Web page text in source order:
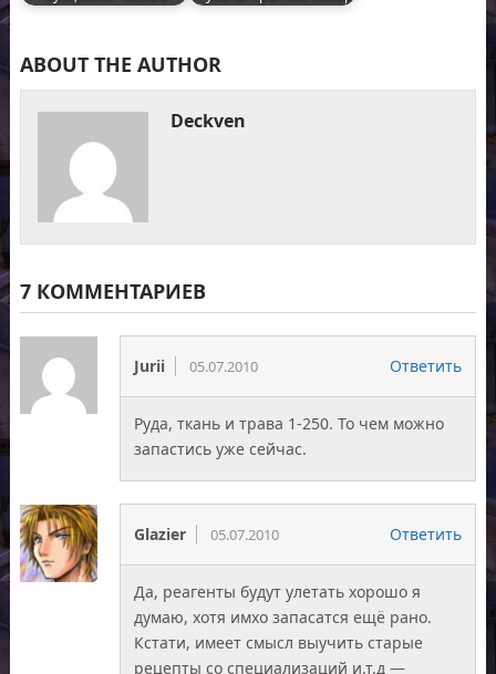
ABOUT THE AUTHOR
Deckven
7 КОММЕНТАРИЕВ
Jurii 05.07.2010 Ответить
Руда, ткань и трава 1-250. То чем можно
запастись уже сейчас.
Glazier 05.07.2010 Ответить
Да, реагенты будут улетать хорошо я
думаю, хотя имхо запасатся ещё рано.
Кстати, имеет смысл выучить старые
рецепты со специализаций и.т.д —